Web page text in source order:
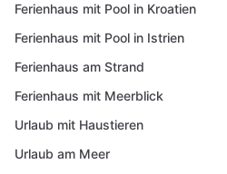
Ferienhaus mit Pool in Kroatien
Ferienhaus mit Pool in Istrien
Ferienhaus am Strand
Ferienhaus mit Meerblick
Urlaub mit Haustieren
Urlaub am Meer